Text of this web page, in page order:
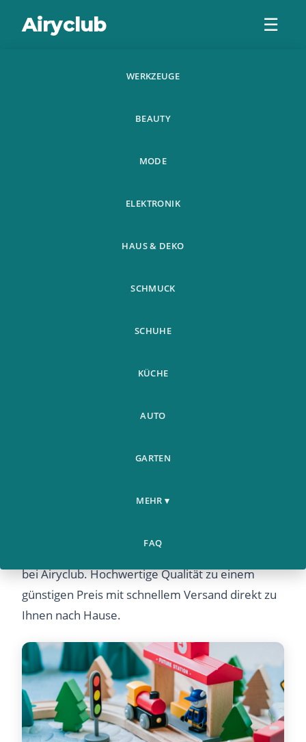
Airyclub ☰
WERKZEUGE
BEAUTY
MODE
ELEKTRONIK
HAUS & DEKO
SCHMUCK
SCHUHE
KÜCHE
AUTO
GARTEN
MEHR ▾
FAQ
Multifunktionale
Grill Grillnetz
Multifunktionale Grill
Werkzeu
bei Airyclub. Hochwertige Qualität zu einem
günstigen Preis mit schnellem Versand direkt zu
Ihnen nach Hause.